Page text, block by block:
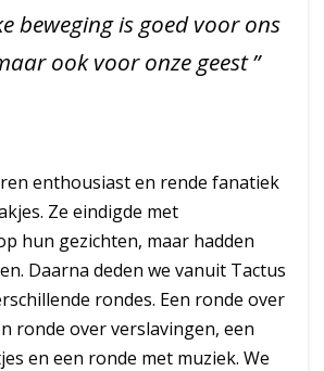
beweging is goed voor ons
ook voor onze geest
enthousiast en rende fanatiek
Ze eindigde met
hun gezichten, maar hadden
Daarna deden we vanuit Tactus
rondes. Een ronde over
ronde over verslavingen, een
en een ronde met muziek. We